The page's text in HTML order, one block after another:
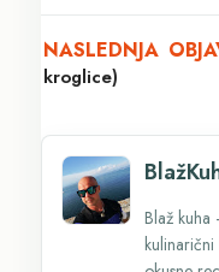
kroglice)
Blaž kuha